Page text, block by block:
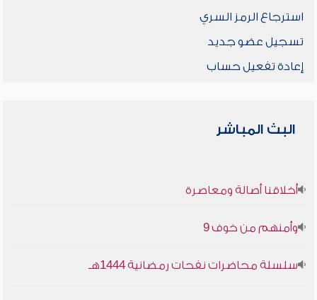
استرجاع الرمز السري
تسجيل عضو جديد
إعادة تفعيل حساب
البث المباشر
أخلاقنا أصالة ومعاصرة
وأمنهم من خوف 9
سلسلة محاضرات نفحات رمضانية 1444هـ